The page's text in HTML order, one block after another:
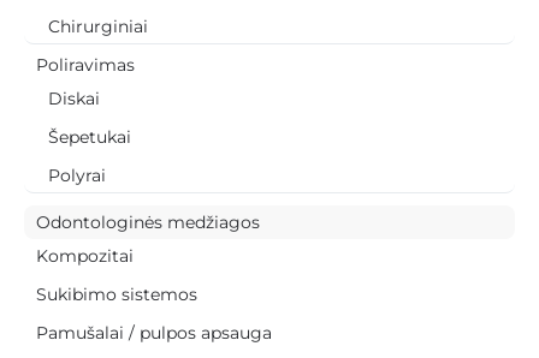
Chirurginiai
Poliravimas
Diskai
Šepetukai
Polyrai
Odontologinės medžiagos
Kompozitai
Sukibimo sistemos
Pamušalai / pulpos apsauga